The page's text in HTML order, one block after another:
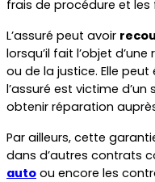
frais de procédure et les
L’assuré peut avoir
lorsqu’il fait l’objet
ou de la justice. Elle
l’assuré est victime
obtenir réparation
Par ailleurs, cette
dans d’autres contrats
auto ou encore les